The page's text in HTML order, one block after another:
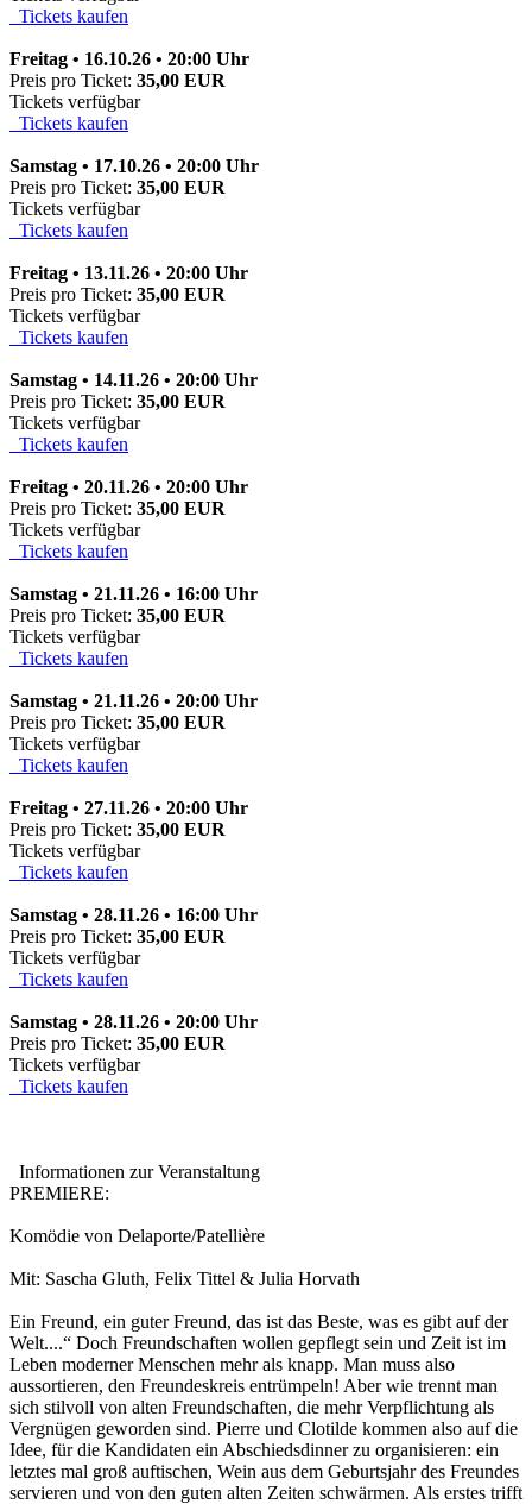
Tickets kaufen
Freitag • 16.10.26 • 20:00 Uhr
Preis pro Ticket: 35,00 EUR
Tickets verfügbar
Tickets kaufen
Samstag • 17.10.26 • 20:00 Uhr
Preis pro Ticket: 35,00 EUR
Tickets verfügbar
Tickets kaufen
Freitag • 13.11.26 • 20:00 Uhr
Preis pro Ticket: 35,00 EUR
Tickets verfügbar
Tickets kaufen
Samstag • 14.11.26 • 20:00 Uhr
Preis pro Ticket: 35,00 EUR
Tickets verfügbar
Tickets kaufen
Freitag • 20.11.26 • 20:00 Uhr
Preis pro Ticket: 35,00 EUR
Tickets verfügbar
Tickets kaufen
Samstag • 21.11.26 • 16:00 Uhr
Preis pro Ticket: 35,00 EUR
Tickets verfügbar
Tickets kaufen
Samstag • 21.11.26 • 20:00 Uhr
Preis pro Ticket: 35,00 EUR
Tickets verfügbar
Tickets kaufen
Freitag • 27.11.26 • 20:00 Uhr
Preis pro Ticket: 35,00 EUR
Tickets verfügbar
Tickets kaufen
Samstag • 28.11.26 • 16:00 Uhr
Preis pro Ticket: 35,00 EUR
Tickets verfügbar
Tickets kaufen
Samstag • 28.11.26 • 20:00 Uhr
Preis pro Ticket: 35,00 EUR
Tickets verfügbar
Tickets kaufen
Informationen zur Veranstaltung
PREMIERE:
Komödie von Delaporte/Patellière
Mit: Sascha Gluth, Felix Tittel & Julia Horvath
Ein Freund, ein guter Freund, das ist das Beste, was es gibt auf der
Welt....“ Doch Freundschaften wollen gepflegt sein und Zeit ist im
Leben moderner Menschen mehr als knapp. Man muss also
aussortieren, den Freundeskreis entrümpeln! Aber wie trennt man
sich stilvoll von alten Freundschaften, die mehr Verpflichtung als
Vergnügen geworden sind. Pierre und Clotilde kommen also auf die
Idee, für die Kandidaten ein Abschiedsdinner zu organisieren: ein
letztes mal groß auftischen, Wein aus dem Geburtsjahr des Freundes
servieren und von den guten alten Zeiten schwärmen. Als erstes trifft